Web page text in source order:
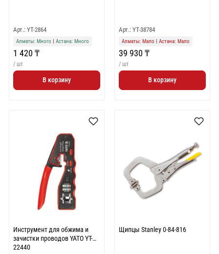
Арт.: YT-2864
Алматы: Много | Астана: Много
1 420 ₸
/ шт
В корзину
Арт.: YT-38784
Алматы: Мало | Астана: Мало
39 930 ₸
/ шт
В корзину
Инструмент для обжима и
зачистки проводов YATO YT-
22440
Щипцы Stanley 0-84-816